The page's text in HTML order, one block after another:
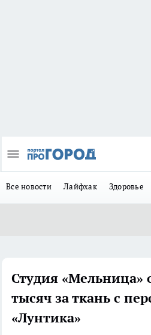
Все новости Лайфхак Здоровье
Студия «Мельница»
тысяч за ткань с
«Лунтика»